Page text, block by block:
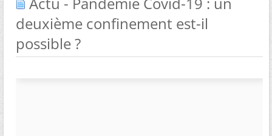
deuxième confinement est-il
possible ?